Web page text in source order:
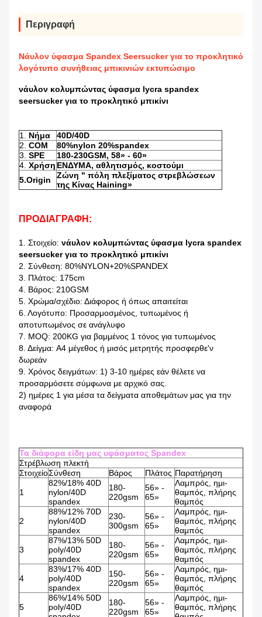
Περιγραφή
Νάυλον ύφασμα Spandex Seersucker για το προκλητικό
λογότυπο συνήθειας μπικινιών εκτυπώσιμο
νάυλον κολυμπώντας ύφασμα lycra spandex
seersucker για το προκλητικό μπικίνι
1. Νήμα
40D/40D
2. COM
80%nylon 20%spandex
3. SPE
180-230GSM, 58» - 60»
4. Χρήση ΕΝΔΥΜΑ, αθλητισμός, κοστούμι
5.Origin
Ζώνη " πόλη πλεξίματος στρεβλώσεων
της Κίνας Haining»
ΠΡΟΔΙΑΓΡΑΦΗ:
1. Στοιχείο: νάυλον κολυμπώντας ύφασμα lycra spandex
seersucker για το προκλητικό μπικίνι
2. Σύνθεση: 80%NYLON+20%SPANDEX
3. Πλάτος: 175cm
4. Βάρος: 210GSM
5. Χρώμα/σχέδιο: Διάφορος ή όπως απαιτείται
6. Λογότυπο: Προσαρμοσμένος, τυπωμένος ή
αποτυπωμένος σε ανάγλυφο
7. MOQ: 200KG για βαμμένος 1 τόνος για τυπωμένος
8. Δείγμα: A4 μέγεθος ή μισός μετρητής προσφερθε'ν
δωρεάν
9. Χρόνος δειγμάτων: 1) 3-10 ημέρες εάν θέλετε να
προσαρμόσετε σύμφωνα με αρχικό σας.
2) ημέρες 1 για μέσα τα δείγματα αποθεμάτων μας για την
αναφορά
Τα διάφορα είδη μας υφάσματος Spandex
Στρέβλωση πλεκτή
ΣτοιχείοΣύνθεση Βάρος Πλάτος Παρατήρηση
1
82%/18% 40D
nylon/40D
spandex
180-
220gsm
56» -
65»
Λαμπρός, ημι-
θαμπός, πλήρης
θαμπός
2
88%/12% 70D
nylon/40D
spandex
230-
300gsm
56» -
65»
Λαμπρός, ημι-
θαμπός, πλήρης
θαμπός
3
87%/13% 50D
poly/40D
spandex
180-
220gsm
56» -
65»
Λαμπρός, ημι-
θαμπός, πλήρης
θαμπός
4
83%/17% 40D
poly/40D
spandex
150-
220gsm
56» -
65»
Λαμπρός, ημι-
θαμπός, πλήρης
θαμπός
5
86%/14% 50D
poly/40D
180-
220gsm
56» -
65»
Λαμπρός, ημι-
θαμπός, πλήρης